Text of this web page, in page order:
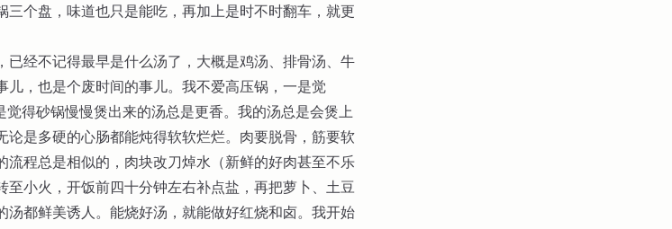
三个盘，味道也只是能吃，再加上是时不时翻车，就更
已经不记得最早是什么汤了，大概是鸡汤、排骨汤、牛
儿，也是个废时间的事儿。我不爱高压锅，一是觉
觉得砂锅慢慢煲出来的汤总是更香。我的汤总是会煲上
论是多硬的心肠都能炖得软软烂烂。肉要脱骨，筋要软
流程总是相似的，肉块改刀焯水（新鲜的好肉甚至不乐
至小火，开饭前四十分钟左右补点盐，再把萝卜、土豆
汤都鲜美诱人。能烧好汤，就能做好红烧和卤。我开始